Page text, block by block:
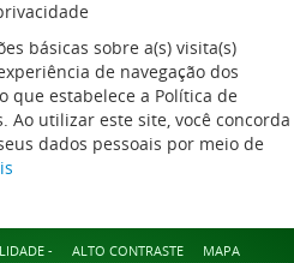
básicas sobre a(s) visita(s)
de navegação dos
que estabelece a Política de
Ao utilizar este site, você concorda
dados pessoais por meio de
- ALTO CONTRASTE MAPA